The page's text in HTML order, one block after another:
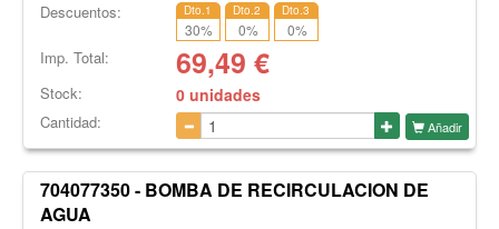
Descuentos:
Dto.1
30%
Dto.2
0%
Dto.3
0%
Imp. Total: 69,49 €
Stock: 0 unidades
Cantidad: Añadir
704077350 - BOMBA DE RECIRCULACION DE
AGUA